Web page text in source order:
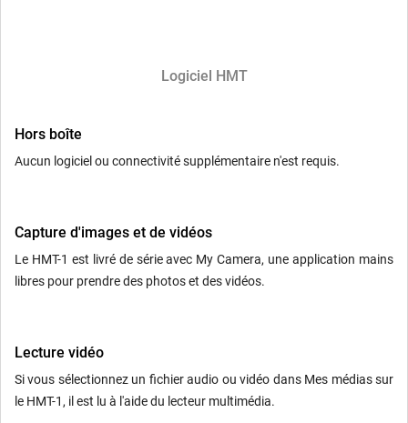
Logiciel HMT
Hors boîte
Aucun logiciel ou connectivité supplémentaire n'est requis.
Capture d'images et de vidéos
Le HMT-1 est livré de série avec My Camera, une application mains
libres pour prendre des photos et des vidéos.
Lecture vidéo
Si vous sélectionnez un fichier audio ou vidéo dans Mes médias sur
le HMT-1, il est lu à l'aide du lecteur multimédia.